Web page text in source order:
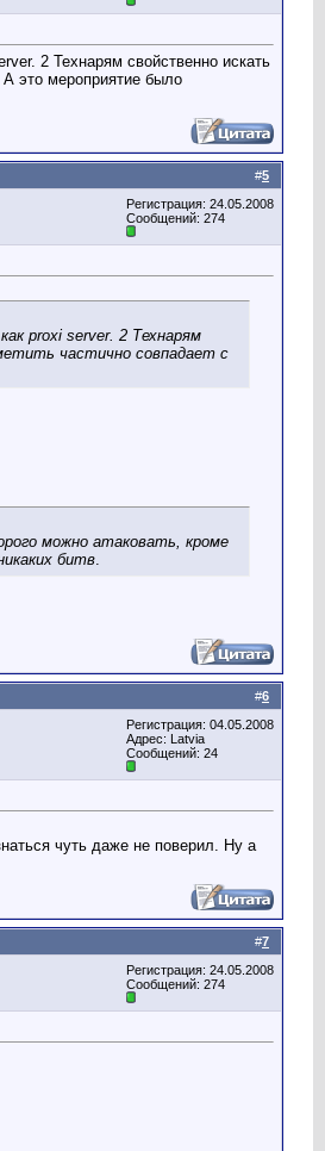
2 Технарям свойственно искать
А это мероприятие было
#5
Регистрация: 24.05.2008
Сообщений: 274
proxi server. 2 Технарям
частично совпадает с
можно атаковать, кроме
битв.
#6
Регистрация: 04.05.2008
Адрес: Latvia
Сообщений: 24
чуть даже не поверил. Ну а
#7
Регистрация: 24.05.2008
Сообщений: 274